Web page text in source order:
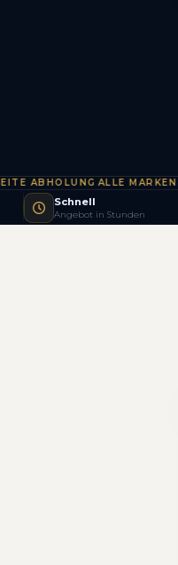
ALLE MARKEN·
Schnell
Angebot in Stunden